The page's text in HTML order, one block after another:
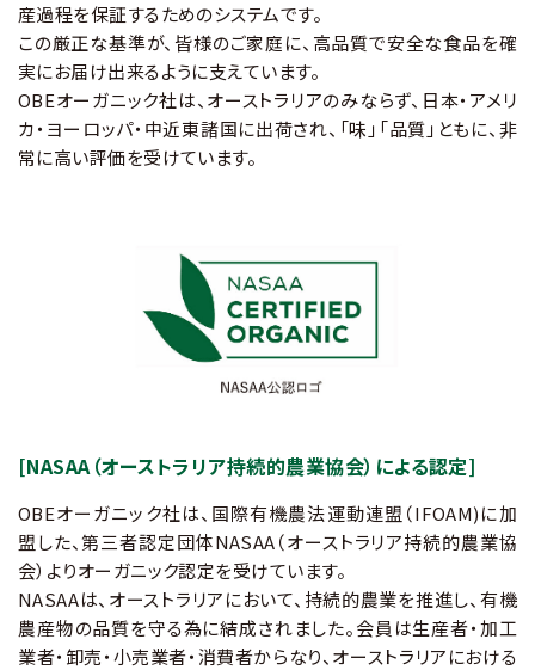
産過程を保証するためのシステムです。
この厳正な基準が、皆様のご家庭に、高品質で安全な食品を確
実にお届け出来るように支えています。
OBEオーガニック社は、オーストラリアのみならず、日本‧アメリ
カ‧ヨーロッパ・中近東諸国に出荷され、「味」「品質」ともに、非
常に高い評価を受けています。
[NASAA（オーストラリア持続的農業協会）による認定]
OBEオーガニック社は、国際有機農法運動連盟（IFOAM)に加
盟した、第三者認定団体NASAA（オーストラリア持続的農業協
会）よりオーガニック認定を受けています。
NASAAは、オーストラリアにおいて、持続的農業を推進し、有機
農産物の品質を守る為に結成されました。会員は生産者‧加工
業者‧卸売‧小売業者‧消費者からなり、オーストラリアにおける